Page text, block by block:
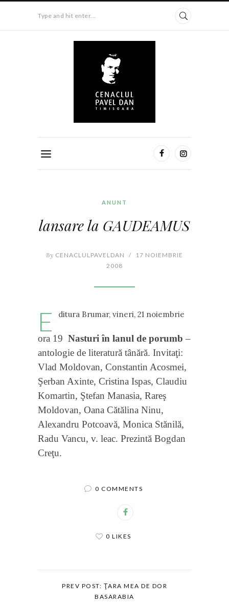
Type and hit enter...
ANUNT
lansare la GAUDEAMUS
By CENACLULPAVELDAN /
17 NOIEMBRIE
2008
E ditura Brumar, vineri, 21 noiembrie
ora 19 Nasturi în lanul de porumb –
antologie de literatură tânără. Invitaţi:
Vlad Moldovan, Constantin Acosmei,
Şerban Axinte, Cristina Ispas, Claudiu
Komartin, Ştefan Manasia, Rareş
Moldovan, Oana Cătălina Ninu,
Alexandru Potcoavă, Monica Stănilă,
Radu Vancu, v. leac. Prezintă Bogdan
Creţu.
0 COMMENTS
0 LIKES
PREV POST: ŢARA MEA DE DOR
BASARABIA